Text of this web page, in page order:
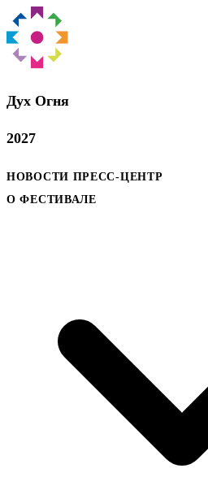
Дух Oгня
2027
НОВОСТИ ПРЕСС-ЦЕНТР
О ФЕСТИВАЛЕ